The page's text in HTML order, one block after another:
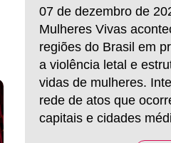
07 de dezembro de
Mulheres Vivas
regiões do Brasil em
a violência letal e
vidas de mulheres.
rede de atos que
capitais e cidades